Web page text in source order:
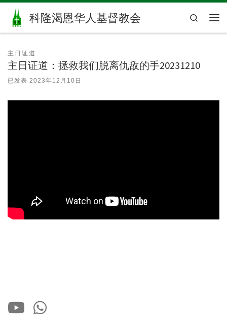
Skip to content
科隆渴恩华人基督教会
Search
主日证道
主日证道：拯救我们脱离仇敌的手20231210
已发表 2023年12月10日